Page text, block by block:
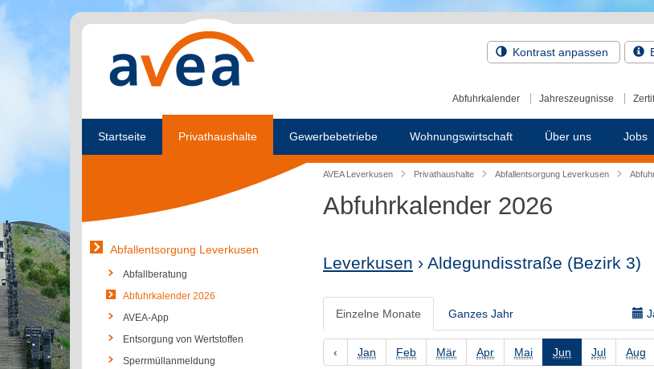
Kontrast anpassen
Abfuhrkalender Jahreszeugnisse
Startseite Privathaushalte Gewerbebetriebe Wohnungswirtschaft Über uns Jobs
AVEA Leverkusen Privathaushalte Abfallentsorgung Leverkusen
Abfuhrkalender 2026
Leverkusen › Aldegundisstraße (Bezirk 3)
Einzelne Monate Ganzes Jahr
‹ Jan Feb Mär Apr Mai Jun Jul Aug
Abfallentsorgung Leverkusen
Abfallberatung
Abfuhrkalender 2026
AVEA-App
Entsorgung von Wertstoffen
Sperrmüllanmeldung